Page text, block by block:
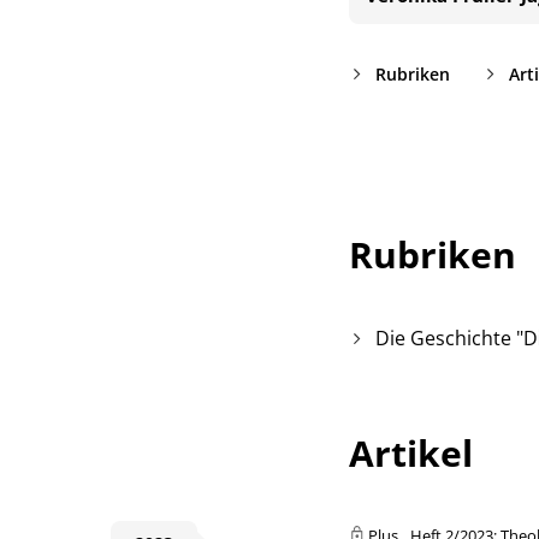
Rubriken
Rubriken
Die Geschichte
Artikel